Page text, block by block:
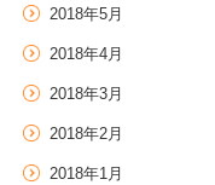
2018年5月
2018年4月
2018年3月
2018年2月
2018年1月